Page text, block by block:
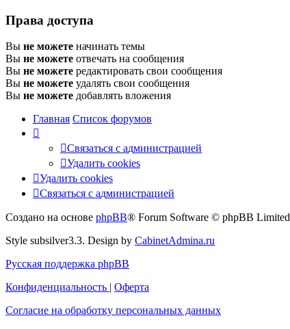
Права доступа
Вы не можете начинать темы
Вы не можете отвечать на сообщения
Вы не можете редактировать свои сообщения
Вы не можете удалять свои сообщения
Вы не можете добавлять вложения
Главная Список форумов
Связаться
с
администрацией
Связаться с администрацией
Удалить cookies
Удалить cookies
Связаться
администрацией
Связаться с администрацией
Создано на основе phpBB® Forum Software © phpBB Limited
Style subsilver3.3. Design by CabinetAdmina.ru
Русская поддержка phpBB
Конфиденциальность | Оферта
Согласие на обработку персональных данных